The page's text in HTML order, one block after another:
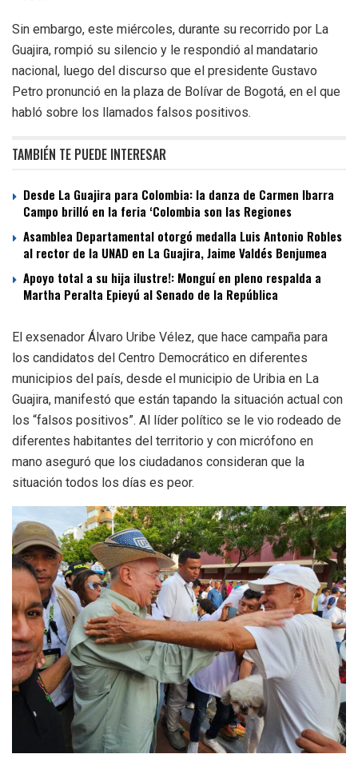
Sin embargo, este miércoles, durante su recorrido por La
Guajira, rompió su silencio y le respondió al mandatario
nacional, luego del discurso que el presidente Gustavo
Petro pronunció en la plaza de Bolívar de Bogotá, en el que
habló sobre los llamados falsos positivos.
TAMBIÉN TE PUEDE INTERESAR
Desde La Guajira para Colombia: la danza de Carmen Ibarra
Campo brilló en la feria ‘Colombia son las Regiones
Asamblea Departamental otorgó medalla Luis Antonio Robles
al rector de la UNAD en La Guajira, Jaime Valdés Benjumea
Apoyo total a su hija ilustre!: Monguí en pleno respalda a
Martha Peralta Epieyú al Senado de la República
El exsenador Álvaro Uribe Vélez, que hace campaña para
los candidatos del Centro Democrático en diferentes
municipios del país, desde el municipio de Uribia en La
Guajira, manifestó que están tapando la situación actual con
los “falsos positivos”. Al líder político se le vio rodeado de
diferentes habitantes del territorio y con micrófono en
mano aseguró que los ciudadanos consideran que la
situación todos los días es peor.